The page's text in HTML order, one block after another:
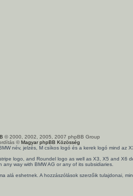
© 2000, 2002, 2005, 2007 phpBB Group
©Magyar phpBB Közösség
név, jelzés, M csíkos logó és a kerek logó mind az
logo, and Roundel logo as well as X3, X5 and
any way with BMW AG or any of its subsidiaries.
alá eshetnek. A hozzászólások szerzőik tulajdonai,